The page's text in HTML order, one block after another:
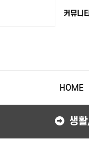
커뮤니
HOME
생